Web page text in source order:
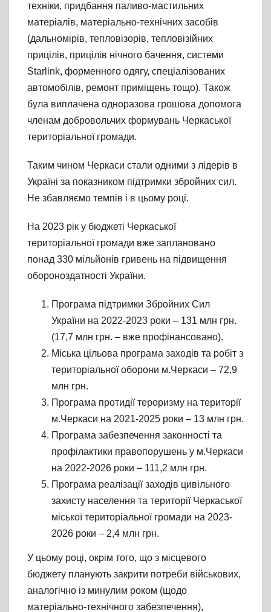
техніки, придбання паливо-мастильних
матеріалів, матеріально-технічних засобів
(дальномірів, тепловізорів, тепловізійних
прицілів, прицілів нічного бачення, системи
Starlink, форменного одягу, спеціалізованих
автомобілів, ремонт приміщень тощо). Також
була виплачена одноразова грошова допомога
членам добровольчих формувань Черкаської
територіальної громади.
Таким чином Черкаси стали одними з лідерів в
Україні за показником підтримки збройних сил.
Не збавляємо темпів і в цьому році.
На 2023 рік у бюджеті Черкаської
територіальної громади вже заплановано
понад 330 мільйонів гривень на підвищення
обороноздатності України.
Програма підтримки Збройних Сил
України на 2022-2023 роки – 131 млн грн.
(17,7 млн грн. – вже профінансовано).
Міська цільова програма заходів та робіт з
територіальної оборони м.Черкаси – 72,9
млн грн.
Програма протидії тероризму на території
м.Черкаси на 2021-2025 роки – 13 млн грн.
Програма забезпечення законності та
профілактики правопорушень у м.Черкаси
на 2022-2026 роки – 111,2 млн грн.
Програма реалізації заходів цивільного
захисту населення та території Черкаської
міської територіальної громади на 2023-
2026 роки – 2,4 млн грн.
У цьому році, окрім того, що з місцевого
бюджету планують закрити потреби військових,
аналогічно із минулим роком (щодо
матеріально-технічного забезпечення),